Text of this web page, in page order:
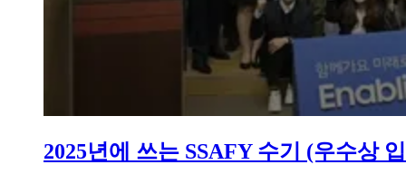
2025년에 쓰는 SSAFY 수기 (우수상